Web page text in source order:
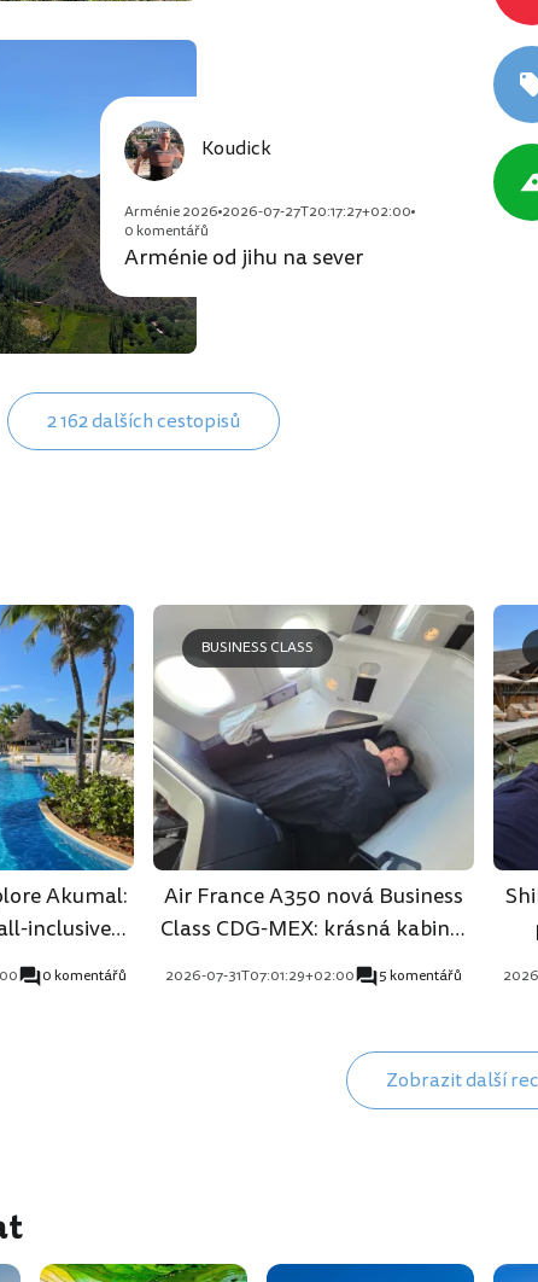
Koudick
Arménie 2026 2026-07-27T20:17:27+02:00
0 komentářů
Arménie od jihu na sever
2 162 dalších cestopisů
Akumal:
inclusive
0 komentářů
BUSINESS CLASS
Air France A350 nová Business
Class CDG-MEX: krásná kabina,
průměrný zážitek
2026-07-31T07:01:29+02:00 5 komentářů
Zobrazit další